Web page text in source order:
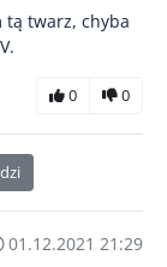
tą twarz, chyba
0 0
01.12.2021 21:29